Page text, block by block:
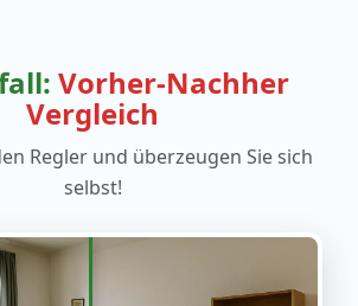
Vorher-Nachher
Vergleich
Regler und überzeugen Sie sich
selbst!